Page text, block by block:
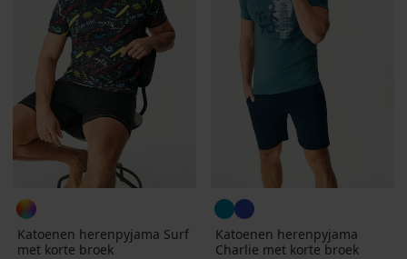
Katoenen herenpyjama Surf
met korte broek
Katoenen herenpyjama
Charlie met korte broek